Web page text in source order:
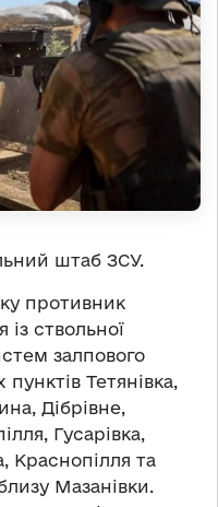
штаб ЗСУ.
противник
ствольної
залпового
Тетянівка,
Дібрівне,
Гусарівка,
Краснопілля та
Мазанівки.